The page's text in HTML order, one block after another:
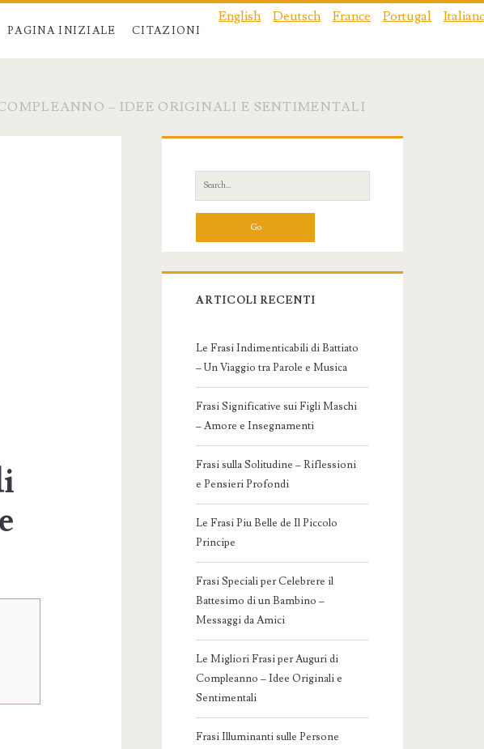
PAGINA INIZIALE CITAZIONI
English Deutsch France Portugal
– IDEE ORIGINALI E SENTIMENTALI
Search
for:
ARTICOLI RECENTI
Le Frasi Indimenticabili di Battiato
– Un Viaggio tra Parole e Musica
Frasi Significative sui Figli Maschi
– Amore e Insegnamenti
Frasi sulla Solitudine – Riflessioni
e Pensieri Profondi
Le Frasi Piu Belle de Il Piccolo
Principe
Frasi Speciali per Celebrere il
Battesimo di un Bambino –
Messaggi da Amici
Le Migliori Frasi per Auguri di
Compleanno – Idee Originali e
Sentimentali
Frasi Illuminanti sulle Persone